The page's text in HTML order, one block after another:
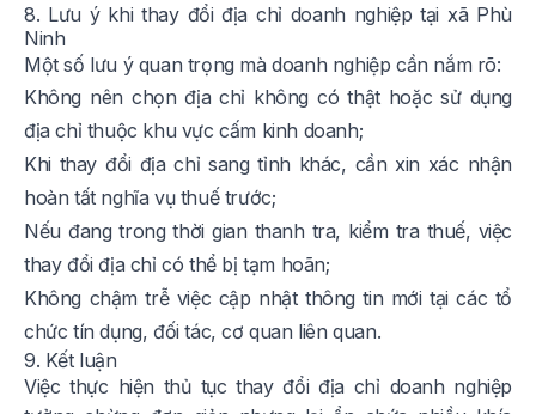
8. Lưu ý khi thay đổi địa chỉ doanh nghiệp tại xã Phù
Ninh
Một số lưu ý quan trọng mà doanh nghiệp cần nắm rõ:
Không nên chọn địa chỉ không có thật hoặc sử dụng
địa chỉ thuộc khu vực cấm kinh doanh;
Khi thay đổi địa chỉ sang tỉnh khác, cần xin xác nhận
hoàn tất nghĩa vụ thuế trước;
Nếu đang trong thời gian thanh tra, kiểm tra thuế, việc
thay đổi địa chỉ có thể bị tạm hoãn;
Không chậm trễ việc cập nhật thông tin mới tại các tổ
chức tín dụng, đối tác, cơ quan liên quan.
9. Kết luận
Việc thực hiện thủ tục thay đổi địa chỉ doanh nghiệp